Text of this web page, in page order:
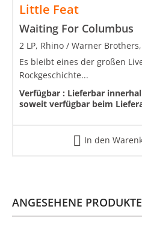
Little Feat
Waiting For Columbus
2 LP, Rhino / Warner
Es bleibt eines der großen
Rockgeschichte...
Verfügbar : Lieferbar
soweit verfügbar beim
In den
ANGESEHENE PRODUKTE